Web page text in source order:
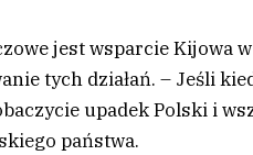
jest wsparcie Kijowa
tych działań. – Jeśli
upadek Polski i
państwa.